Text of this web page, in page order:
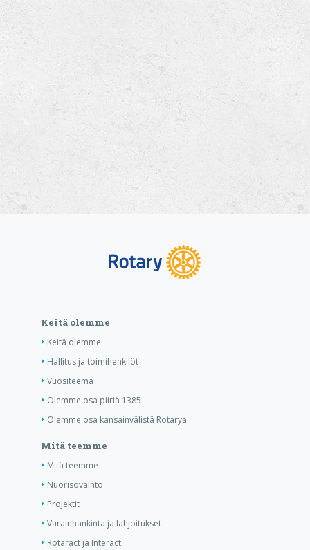
Keitä olemme
Keitä olemme
Hallitus ja toimihenkilöt
Vuositeema
Olemme osa piiriä 1385
Olemme osa kansainvälistä Rotarya
Mitä teemme
Mitä teemme
Nuorisovaihto
Projektit
Varainhankinta ja lahjoitukset
Rotaract ja Interact